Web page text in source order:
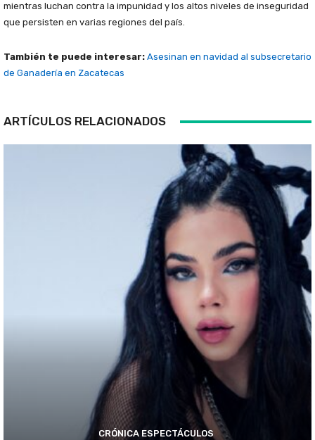
mientras luchan contra la impunidad y los altos niveles de inseguridad
que persisten en varias regiones del país.
También te puede interesar: Asesinan en navidad al subsecretario
de Ganadería en Zacatecas
ARTÍCULOS RELACIONADOS
CRÓNICA ESPECTÁCULOS